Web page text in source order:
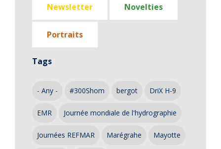
Newsletter Novelties
Portraits
Tags
- Any - #300Shom bergot DriX H-9
EMR Journée mondiale de l'hydrographie
Journées REFMAR Marégrahe Mayotte